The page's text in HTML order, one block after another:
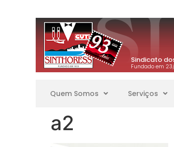
Sindicato
Fundado em
Quem Somos Serviços
a2